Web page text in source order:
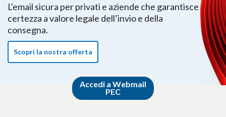
L'email sicura per privati e aziende che garantisce
certezza a valore legale dell’invio e della
consegna.
Scopri la nostra offerta
Accedi a Webmail
PEC